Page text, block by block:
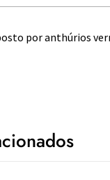
por anthúrios